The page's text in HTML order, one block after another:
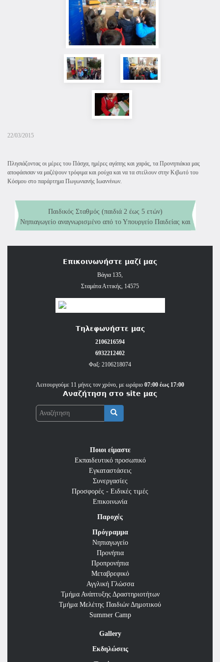
22/03/2015
Πλησιάζοντας οι μέρες του Πάσχα, ημέρες αγάπης και χαράς, τα Προνηπιάκια μας
αποφάσισαν να μαζέψουν τρόφιμα και ρούχα και να τα στείλουν στην Κιβωτό του
Κόσμου στο παράρτημα Πωγωνιανής Ιωαννίνων.
Παιδικός Σταθμός (παιδιά 2 έως 5 ετών)
Νηπιαγωγείο αναγνωρισμένο από το Υπουργείο Παιδείας και
Θρησκευμάτων (παιδιά 5 έως 6 ετών)
Εξυπηρετούμε τις περιοχές: Άγιο Στέφανο, Διόνυσο, Εκάλη,
Νέα Ερυθραία, Δροσιά, Κρυονέρι, Ροδόπολη, Άνοιξη,
Επικοινωνήστε μαζί μας
Βάγια 135,
Σταμάτα Αττικής, 14575
Τηλεφωνήστε μας
2106216594
6932212402
Φαξ: 2106218074
Λειτουργούμε 11 μήνες τον χρόνο, με ωράριο 07:00 έως 17:00
Αναζήτηση στο site μας
Ποιοι είμαστε
Εκπαιδευτικό προσωπικό
Εγκαταστάσεις
Συνεργασίες
Προσφορές - Ειδικές τιμές
Επικοινωνία
Παροχές
Πρόγραμμα
Νηπιαγωγείο
Προνήπια
Προπρονήπια
Μεταβρεφικό
Αγγλική Γλώσσα
Τμήμα Ανάπτυξης Δραστηριοτήτων
Τμήμα Μελέτης Παιδιών Δημοτικού
Summer Camp
Gallery
Εκδηλώσεις